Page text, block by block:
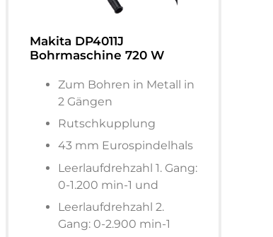
Makita DP4011J
Bohrmaschine 720 W
Zum Bohren in Metall in
2 Gängen
Rutschkupplung
43 mm Eurospindelhals
Leerlaufdrehzahl 1. Gang:
0-1.200 min-1 und
Leerlaufdrehzahl 2.
Gang: 0-2.900 min-1